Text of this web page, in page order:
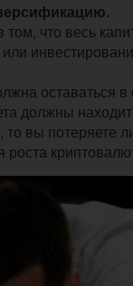
что весь
оставаться
должны
то вы